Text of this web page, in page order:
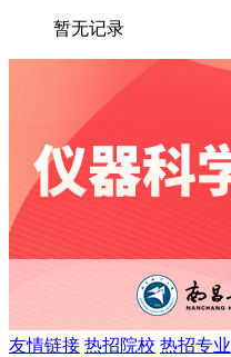
暂无记录
友情链接 热招院校 热招专业